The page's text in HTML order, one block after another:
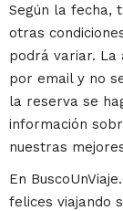
Según la fecha,
otras
podrá variar. La
por email y no
la reserva se
información
nuestras
En
felices viajando